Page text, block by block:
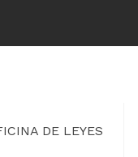
DE LEYES